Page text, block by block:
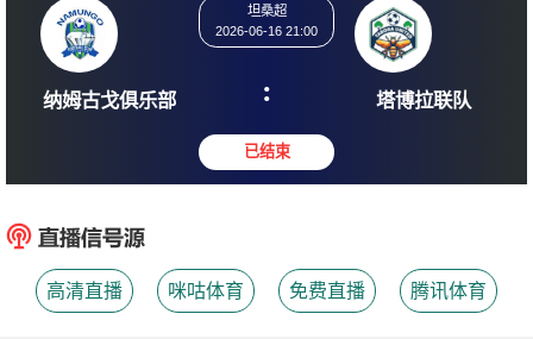
2026-06-16 21:00
:
高清直播 咪咕体育 免费直播 腾讯体育